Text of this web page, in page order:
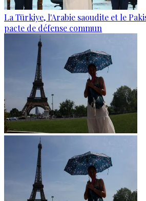
La Türkiye, l'Arabie saoudite et le
pacte de défense commun